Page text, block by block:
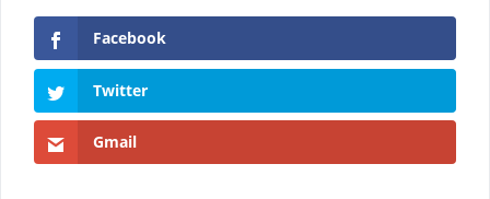
Facebook
Twitter
Gmail